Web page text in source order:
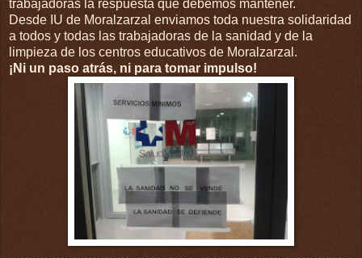
trabajadoras la respuesta que debemos mantener.
Desde IU de Moralzarzal enviamos toda nuestra solidaridad
a todos y todas las trabajadoras de la sanidad y de la
limpieza de los centros educativos de Moralzarzal.
¡Ni un paso atrás, ni para tomar impulso!